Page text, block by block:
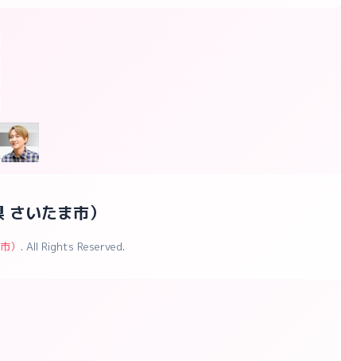
いたま市）
） . All Rights Reserved.